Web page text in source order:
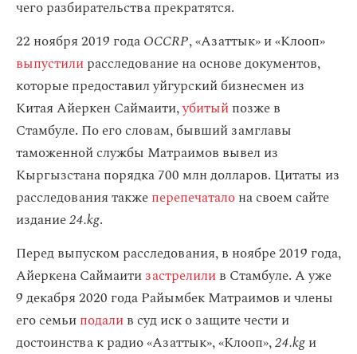
чего разбирательства прекратятся.
22 ноября 2019 годаOCCRP, «Азаттык» и «Клооп»
выпустилирасследование на основе документов,
которые предоставил уйгурский бизнесмен из
Китая Айеркен Саймаити,убитыйпозже в
Стамбуле. По его словам, бывший замглавы
таможенной службы Матраимов вывел из
Кыргызстана порядка 700 млн долларов. Цитаты из
расследования такжеперепечаталона своем сайте
издание24.kg.
Перед выпуском расследования, в ноябре 2019 года,
Айеркена Саймаитизастрелилив Стамбуле. А уже
9 декабря 2020 года Райымбек Матраимов и члены
его семьиподалив суд иск о защите чести и
достоинства к радио «Азаттык», «Клооп»,24.kgи